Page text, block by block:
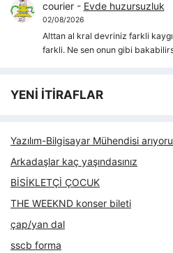
courier- Evde huzursuzluk
02/08/2026
Alttan al kral devriniz farkli
farkli. Ne sen onun gibi
YENİ İTİRAFLAR
Yazılım-Bilgisayar Mühendisi
Arkadaşlar kaç yaşındasınız
BİSİKLETÇİ ÇOCUK
THE WEEKND konser bileti
çap/yan dal
sscb forma